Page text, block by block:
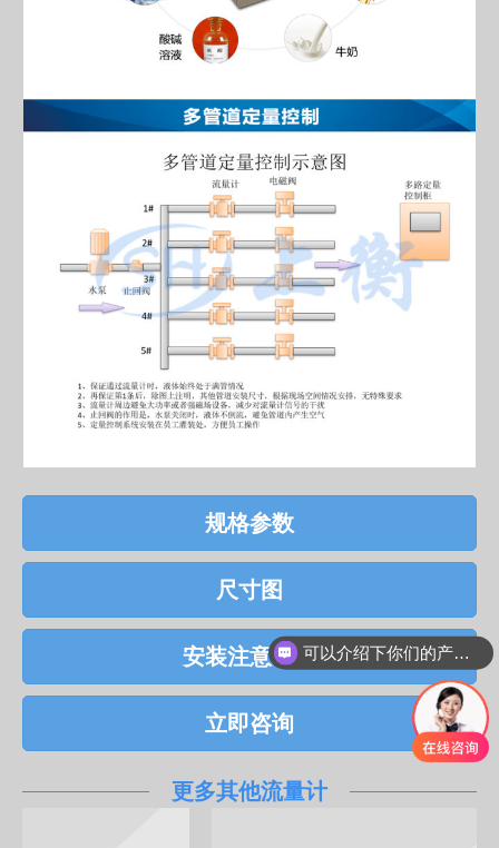
规格参数
尺寸图
安装注意事项
立即咨询
更多其他流量计
可以介绍下你们的产品么